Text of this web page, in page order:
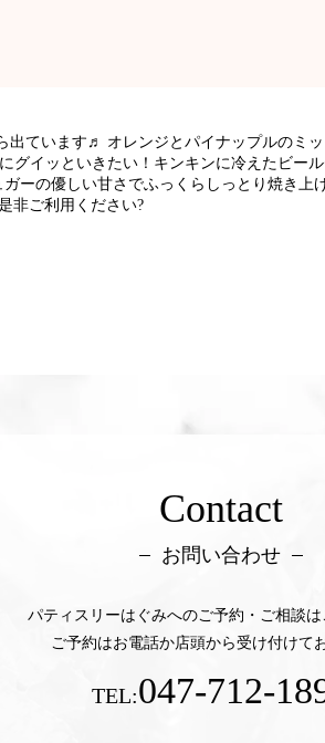
出ています♬ オレンジとパイナップルのミ
イッといきたい！キンキンに冷えたビー
ーの優しい甘さでふっくらしっとり焼き
非ご利用ください?
Contact
お問い合わせ
パティスリーはぐみへのご予約・ご相談は
ご予約はお電話か店頭から受け付けて
TEL:047-712-